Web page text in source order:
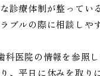
診療体制が整ってい
ブルの際に相談しや
医院の情報を参照
、平日に休みを取り